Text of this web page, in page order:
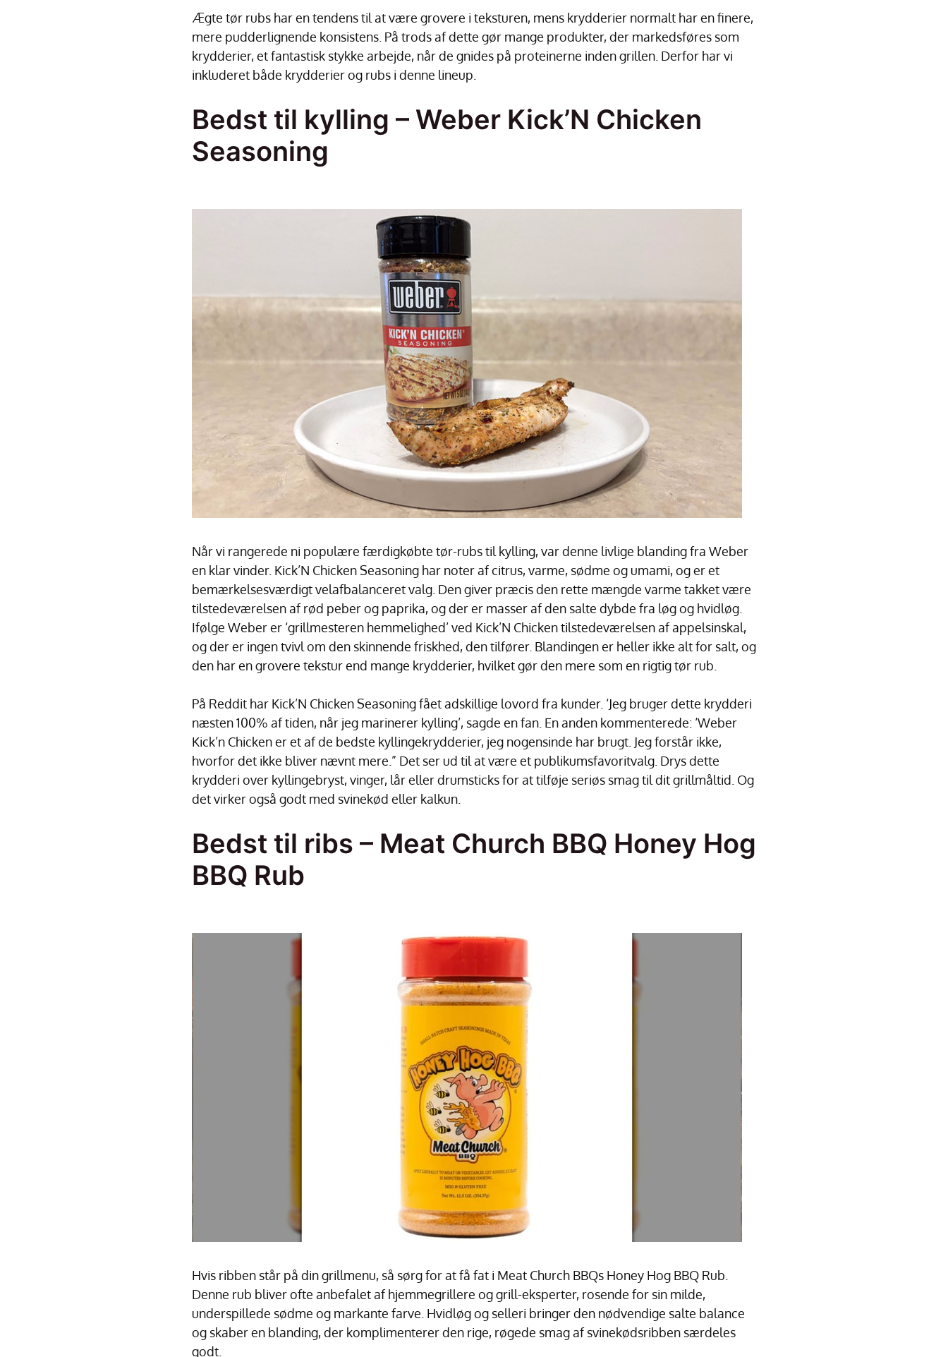
Ægte tør rubs har en tendens til at være grovere i teksturen, mens krydderier normalt har en finere,
mere pudderlignende konsistens. På trods af dette gør mange produkter, der markedsføres som
krydderier, et fantastisk stykke arbejde, når de gnides på proteinerne inden grillen. Derfor har vi
inkluderet både krydderier og rubs i denne lineup.
Bedst til kylling – Weber Kick’N Chicken
Seasoning
Når vi rangerede ni populære færdigkøbte tør-rubs til kylling, var denne livlige blanding fra Weber
en klar vinder. Kick’N Chicken Seasoning har noter af citrus, varme, sødme og umami, og er et
bemærkelsesværdigt velafbalanceret valg. Den giver præcis den rette mængde varme takket være
tilstedeværelsen af rød peber og paprika, og der er masser af den salte dybde fra løg og hvidløg.
Ifølge Weber er ‘grillmesteren hemmelighed’ ved Kick’N Chicken tilstedeværelsen af appelsinskal,
og der er ingen tvivl om den skinnende friskhed, den tilfører. Blandingen er heller ikke alt for salt, og
den har en grovere tekstur end mange krydderier, hvilket gør den mere som en rigtig tør rub.
På Reddit har Kick’N Chicken Seasoning fået adskillige lovord fra kunder. ‘Jeg bruger dette krydderi
næsten 100% af tiden, når jeg marinerer kylling’, sagde en fan. En anden kommenterede: ‘Weber
Kick’n Chicken er et af de bedste kyllingekrydderier, jeg nogensinde har brugt. Jeg forstår ikke,
hvorfor det ikke bliver nævnt mere.” Det ser ud til at være et publikumsfavoritvalg. Drys dette
krydderi over kyllingebryst, vinger, lår eller drumsticks for at tilføje seriøs smag til dit grillmåltid. Og
det virker også godt med svinekød eller kalkun.
Bedst til ribs – Meat Church BBQ Honey Hog
BBQ Rub
Hvis ribben står på din grillmenu, så sørg for at få fat i Meat Church BBQs Honey Hog BBQ Rub.
Denne rub bliver ofte anbefalet af hjemmegrillere og grill-eksperter, rosende for sin milde,
underspillede sødme og markante farve. Hvidløg og selleri bringer den nødvendige salte balance
og skaber en blanding, der komplimenterer den rige, røgede smag af svinekødsribben særdeles
godt.